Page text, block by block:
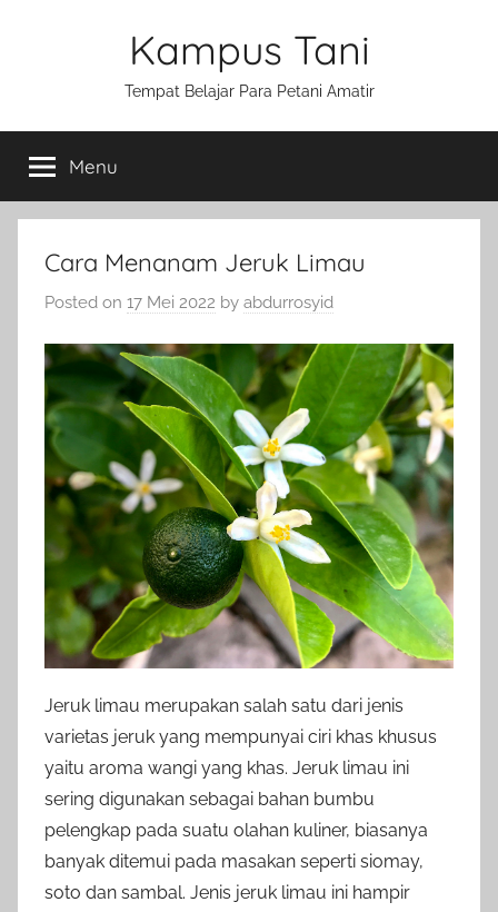
Kampus Tani
Tempat Belajar Para Petani Amatir
Menu
Cara Menanam Jeruk Limau
Posted on 17 Mei 2022 by abdurrosyid
Jeruk limau merupakan salah satu dari jenis
varietas jeruk yang mempunyai ciri khas khusus
yaitu aroma wangi yang khas. Jeruk limau ini
sering digunakan sebagai bahan bumbu
pelengkap pada suatu olahan kuliner, biasanya
banyak ditemui pada masakan seperti siomay,
soto dan sambal. Jenis jeruk limau ini hampir